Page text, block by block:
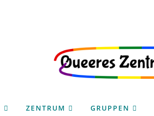
ZENTRUM GRUPPEN